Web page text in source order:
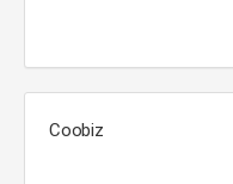
Coobiz